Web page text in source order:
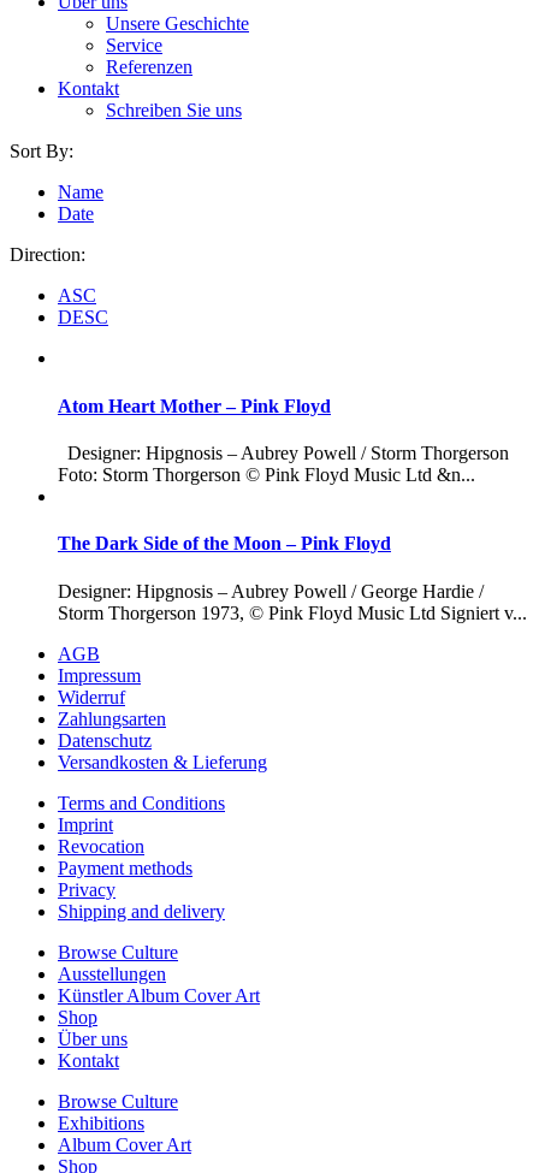
Unsere Geschichte
Service
Referenzen
Kontakt
Schreiben Sie uns
Sort By:
Name
Date
Direction:
ASC
DESC
Atom Heart Mother – Pink Floyd
Designer: Hipgnosis – Aubrey Powell / Storm Thorgerson
Foto: Storm Thorgerson © Pink Floyd Music Ltd &n...
The Dark Side of the Moon – Pink Floyd
Designer: Hipgnosis – Aubrey Powell / George Hardie /
Storm Thorgerson 1973, © Pink Floyd Music Ltd Signiert v...
AGB
Impressum
Widerruf
Zahlungsarten
Datenschutz
Versandkosten & Lieferung
Terms and Conditions
Imprint
Revocation
Payment methods
Privacy
Shipping and delivery
Browse Culture
Ausstellungen
Künstler Album Cover Art
Shop
Über uns
Kontakt
Browse Culture
Exhibitions
Album Cover Art
Shop